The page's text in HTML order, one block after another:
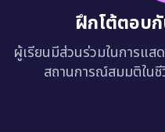
ฝึกโต้ตอบ
ผู้เรียนมีส่วนร่วมในการแส
สถานการณ์สมมติในชี